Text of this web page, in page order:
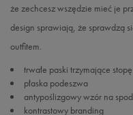
46 30 cm
że zechcesz wszędzie mieć je
design sprawiają, że sprawdzą
outfitem.
trwałe paski trzymające stopę
płaska podeszwa
antypoślizgowy wzór na
kontrastowy branding